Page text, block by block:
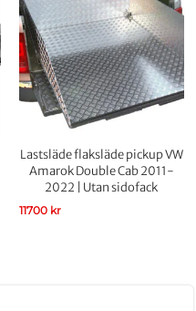
Lastsläde flaksläde pickup VW
Amarok Double Cab 2011-
2022 | Utan sidofack
11700 kr